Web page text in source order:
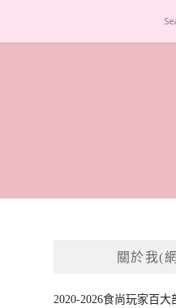
關於我(
2020-2026食尚玩家百